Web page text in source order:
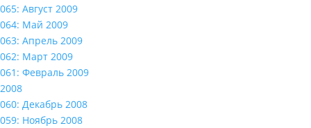
065: Август 2009
064: Май 2009
063: Апрель 2009
062: Март 2009
061: Февраль 2009
2008
060: Декабрь 2008
059: Ноябрь 2008